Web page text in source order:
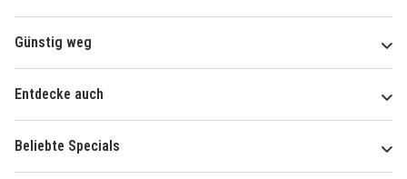
Günstig weg
Entdecke auch
Beliebte Specials